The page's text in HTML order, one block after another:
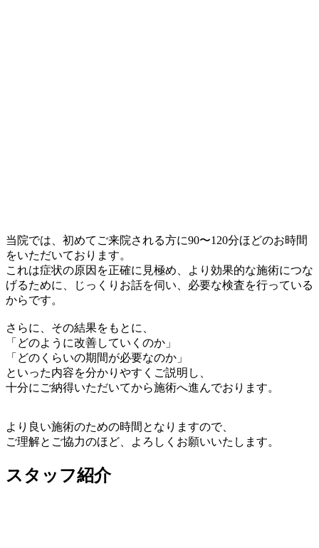
当院では、初めてご来院される方に90〜120分ほどのお時間
をいただいております。
これは症状の原因を正確に見極め、より効果的な施術につな
げるために、じっくりお話を伺い、必要な検査を行っている
からです。
さらに、その結果をもとに、
「どのように改善していくのか」
「どのくらいの期間が必要なのか」
といった内容を分かりやすくご説明し、
十分にご納得いただいてから施術へ進んでおります。
より良い施術のための時間となりますので、
ご理解とご協力のほど、よろしくお願いいたします。
スタッフ紹介